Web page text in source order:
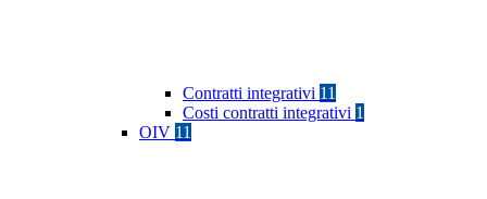
Contratti integrativi 11
Costi contratti integrativi 1
OIV 11